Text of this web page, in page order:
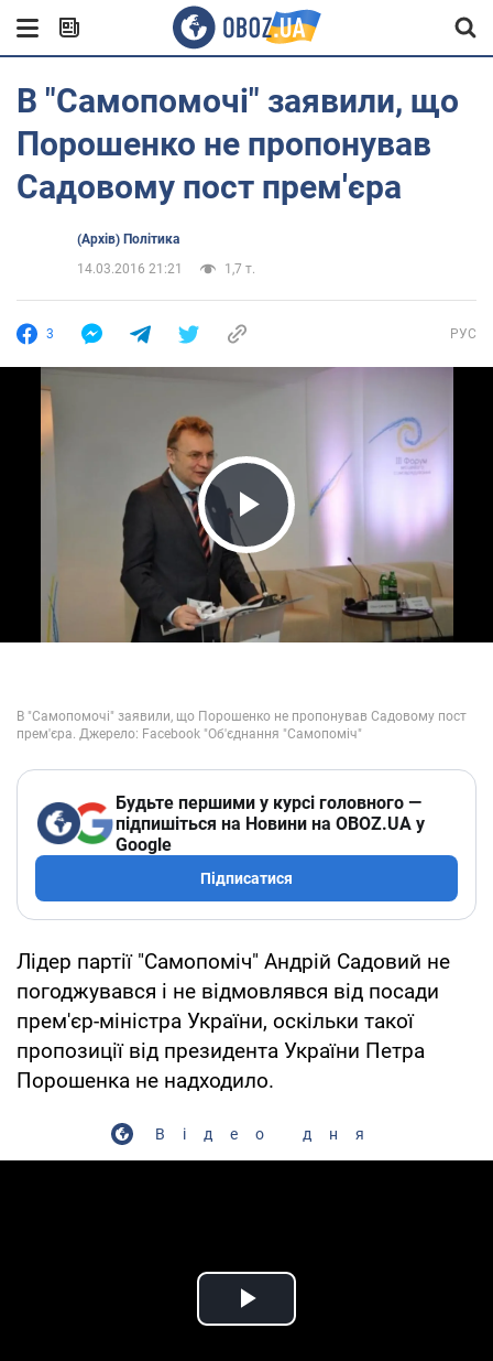
В "Самопомочі" заявили, що
Порошенко не пропонував
Садовому пост прем'єра
(Архів) Політика
14.03.2016 21:21
1,7 т.
3 РУС
Play Video
Будьте першими у курсі головного —
підпишіться на Новини на OBOZ.UA у
Google
Підписатися
Лідер партії "Самопоміч" Андрій Садовий не
погоджувався і не відмовлявся від посади
прем'єр-міністра України, оскільки такої
пропозиції від президента України Петра
Порошенка не надходило.
Відео дня
Play Video